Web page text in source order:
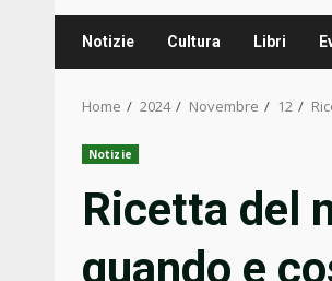
Notizie Cultura Libri
Home 2024 Novembre 12
Notizie
Ricetta del
quando e